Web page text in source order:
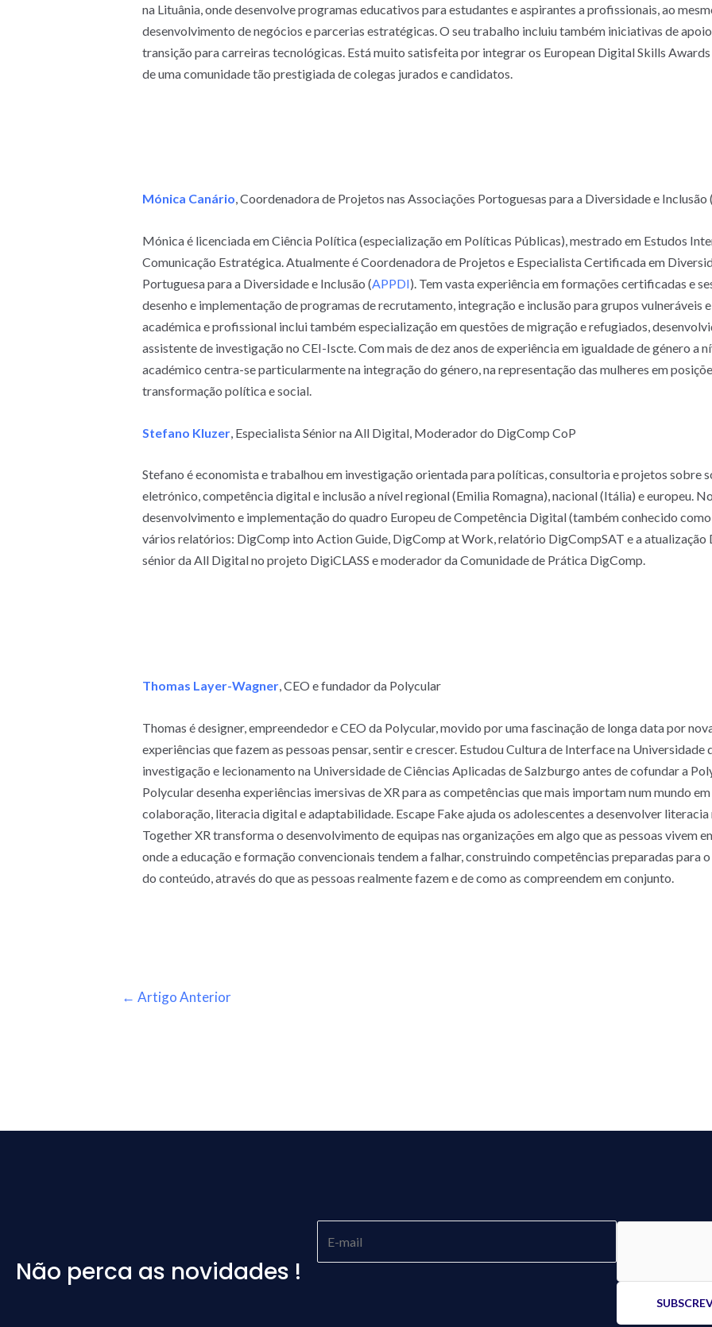
na Lituânia, onde desenvolve programas educativos para estudantes e aspirantes a profissionais, ao
desenvolvimento de negócios e parcerias estratégicas. O seu trabalho incluiu também iniciativas de
transição para carreiras tecnológicas. Está muito satisfeita por integrar os European Digital Skills
de uma comunidade tão prestigiada de colegas jurados e candidatos.
Mónica Canário, Coordenadora de Projetos nas Associações Portoguesas para a Diversidade e Inclusão
Mónica é licenciada em Ciência Política (especialização em Políticas Públicas), mestrado em Estudos
Comunicação Estratégica. Atualmente é Coordenadora de Projetos e Especialista Certificada em
Portuguesa para a Diversidade e Inclusão (APPDI). Tem vasta experiência em formações certificadas e
desenho e implementação de programas de recrutamento, integração e inclusão para grupos vulneráveis
académica e profissional inclui também especialização em questões de migração e refugiados,
assistente de investigação no CEI-Iscte. Com mais de dez anos de experiência em igualdade de género a
académico centra-se particularmente na integração do género, na representação das mulheres em
transformação política e social.
Stefano Kluzer, Especialista Sénior na All Digital, Moderador do DigComp CoP
Stefano é economista e trabalhou em investigação orientada para políticas, consultoria e projetos sobre
eletrónico, competência digital e inclusão a nível regional (Emilia Romagna), nacional (Itália) e europeu.
desenvolvimento e implementação do quadro Europeu de Competência Digital (também conhecido
vários relatórios: DigComp into Action Guide, DigComp at Work, relatório DigCompSAT e a atualização
sénior da All Digital no projeto DigiCLASS e moderador da Comunidade de Prática DigComp.
Thomas Layer-Wagner, CEO e fundador da Polycular
Thomas é designer, empreendedor e CEO da Polycular, movido por uma fascinação de longa data por
experiências que fazem as pessoas pensar, sentir e crescer. Estudou Cultura de Interface na Universidade
investigação e lecionamento na Universidade de Ciências Aplicadas de Salzburgo antes de cofundar a
Polycular desenha experiências imersivas de XR para as competências que mais importam num mundo
colaboração, literacia digital e adaptabilidade. Escape Fake ajuda os adolescentes a desenvolver literacia
Together XR transforma o desenvolvimento de equipas nas organizações em algo que as pessoas vivem
onde a educação e formação convencionais tendem a falhar, construindo competências preparadas para
do conteúdo, através do que as pessoas realmente fazem e de como as compreendem em conjunto.
← Artigo Anterior
Não perca as novidades !